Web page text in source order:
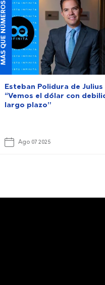
MÁS QUE NÚMEROS
Esteban Polidura de Julius
“Vemos el dólar con
largo plazo”
Ago 07 2025